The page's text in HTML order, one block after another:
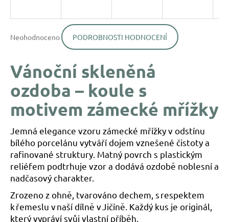
hodnocení
0,0
5
hvězdiček.
Neohodnoceno PODROBNOSTI HODNOCENÍ
Vánoční skleněná
ozdoba – koule s
motivem zámecké mřížky
Jemná elegance vzoru zámecké mřížky v odstínu
bílého porcelánu vytváří dojem vznešené čistoty a
rafinované struktury. Matný povrch s plastickým
reliéfem podtrhuje vzor a dodává ozdobě noblesní a
nadčasový charakter.
Zrozeno z ohně, tvarováno dechem, s respektem
k řemeslu v naší dílně v Jičíně. Každý kus je originál,
který vypráví svůj vlastní příběh.
í
?
D
o
p
o
r
u